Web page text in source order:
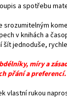
a spotřebu
v knihách a
jednoduše,
míry a
přání a preferencí.
vlastní rukou